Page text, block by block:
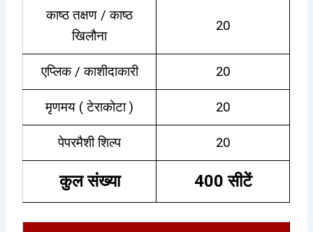
काष्ठ तक्षण / काष्ठ
खिलौना
20
एप्लिक / काशीदाकारी 20
मृणमय ( टेराकोटा ) 20
पेपरमैशी शिल्प 20
कुल संख्या 400 सीटें